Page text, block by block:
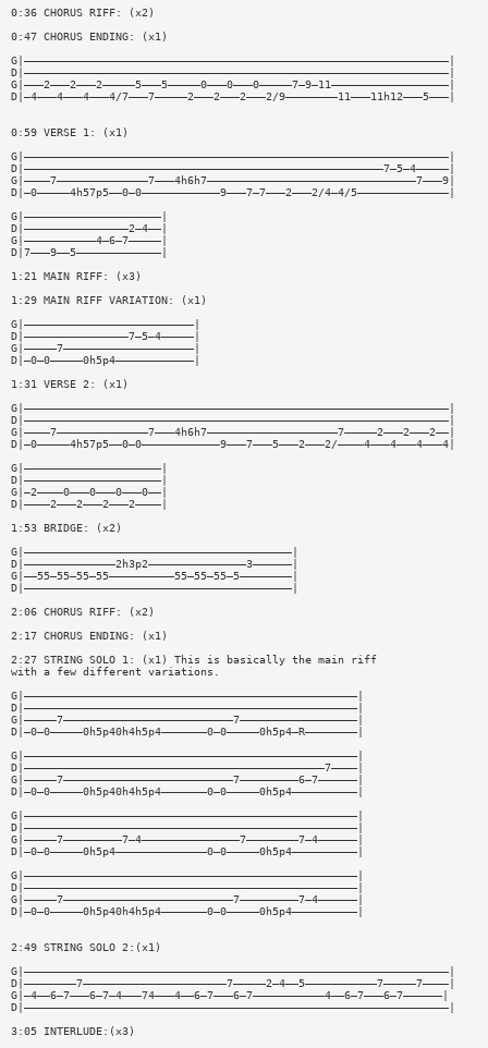
0:36 CHORUS RIFF: (x2)
0:47 CHORUS ENDING: (x1)
G|—————————————————————————————————————————————————————————————————|
D|—————————————————————————————————————————————————————————————————|
G|———2———2———2—————5———5—————0———0———0—————7—9—11——————————————————|
D|—4———4———4———4/7———7—————2———2———2———2/9————————11———11h12———5———|
0:59 VERSE 1: (x1)
G|—————————————————————————————————————————————————————————————————|
D|———————————————————————————————————————————————————————7—5—4—————|
G|————7——————————————7———4h6h7————————————————————————————————7———9|
D|—0—————4h57p5——0—0————————————9———7—7———2———2/4—4/5——————————————|
G|—————————————————————|
D|————————————————2—4——|
G|———————————4—6—7—————|
D|7———9——5—————————————|
1:21 MAIN RIFF: (x3)
1:29 MAIN RIFF VARIATION: (x1)
G|——————————————————————————|
D|————————————————7—5—4—————|
G|—————7————————————————————|
D|—0—0—————0h5p4————————————|
1:31 VERSE 2: (x1)
G|—————————————————————————————————————————————————————————————————|
D|—————————————————————————————————————————————————————————————————|
G|————7——————————————7———4h6h7————————————————————7—————2———2———2——|
D|—0—————4h57p5——0—0————————————9———7———5———2———2/————4———4———4———4|
G|—————————————————————|
D|—————————————————————|
G|—2————0———0———0———0——|
D|————2———2———2———2————|
1:53 BRIDGE: (x2)
G|—————————————————————————————————————————|
D|——————————————2h3p2———————————————3——————|
G|——55—55—55—55——————————55—55—55—5————————|
D|—————————————————————————————————————————|
2:06 CHORUS RIFF: (x2)
2:17 CHORUS ENDING: (x1)
2:27 STRING SOLO 1: (x1) This is basically the main riff
with a few different variations.
G|———————————————————————————————————————————————————|
D|———————————————————————————————————————————————————|
G|—————7——————————————————————————7——————————————————|
D|—0—0—————0h5p40h4h5p4———————0—0—————0h5p4—R————————|
G|———————————————————————————————————————————————————|
D|——————————————————————————————————————————————7————|
G|—————7——————————————————————————7—————————6—7——————|
D|—0—0—————0h5p40h4h5p4———————0—0—————0h5p4——————————|
G|———————————————————————————————————————————————————|
D|———————————————————————————————————————————————————|
G|—————7—————————7—4———————————————7————————7—4——————|
D|—0—0—————0h5p4——————————————0—0—————0h5p4——————————|
G|———————————————————————————————————————————————————|
D|———————————————————————————————————————————————————|
G|—————7——————————————————————————7—————————7—4——————|
D|—0—0—————0h5p40h4h5p4———————0—0—————0h5p4——————————|
2:49 STRING SOLO 2:(x1)
G|—————————————————————————————————————————————————————————————————|
D|————————7——————————————————————7—————2—4——5———————————7—————7————|
G|—4——6—7———6—7—4———74———4——6—7———6—7———————————4——6—7———6—7——————|
D|—————————————————————————————————————————————————————————————————|
3:05 INTERLUDE:(x3)